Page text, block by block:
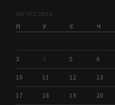
АВГУСТ 2026.
П У С Ч
3 4 5 6
10 11 12 13
17 18 19 20